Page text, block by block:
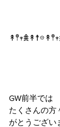
GW前半では
たくさんの方
がとうござい